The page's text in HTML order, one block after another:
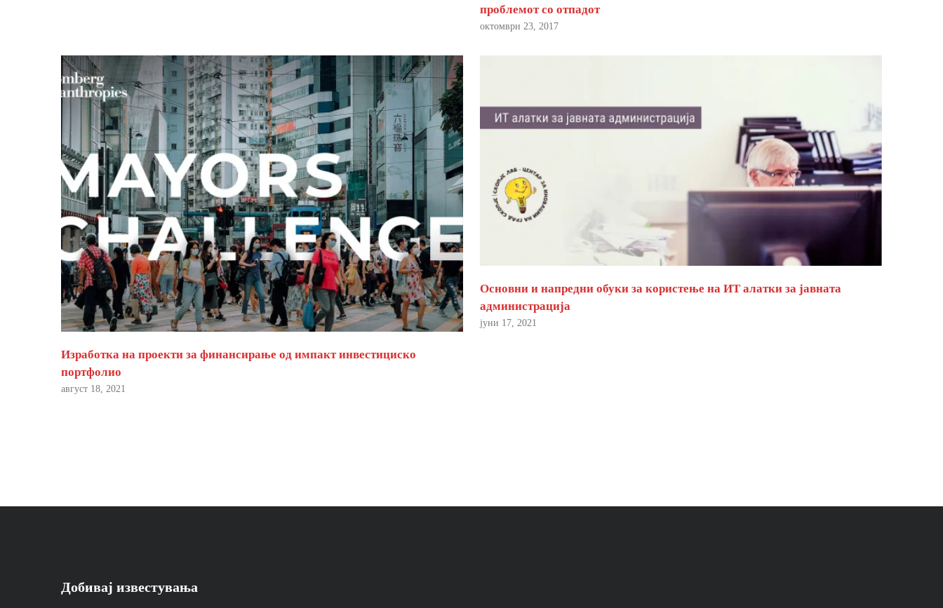
проблемот со отпадот
октомври 23, 2017
Изработка на проекти за финансирање од импакт инвестициско
портфолио
август 18, 2021
Основни и напредни обуки за користење на ИТ алатки за јавната
администрација
јуни 17, 2021
Добивај известувања